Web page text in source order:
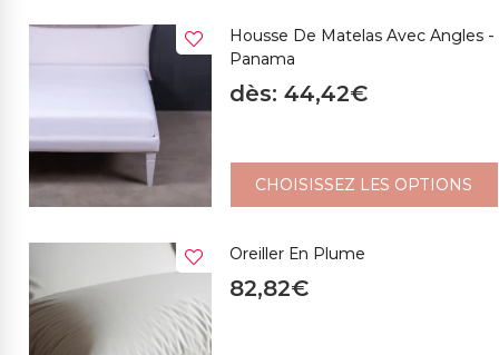
Housse De Matelas Avec Angles
Panama
dès: 44,42€
CHOISISSEZ LES OPTIONS
Oreiller En Plume
82,82€